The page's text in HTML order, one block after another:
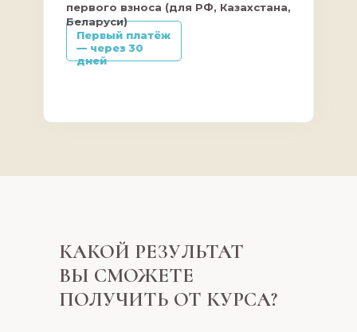
Первый платёж
— через 30
дней
первого взноса (для РФ, Казахстана,
Беларуси)
КАКОЙ РЕЗУЛЬТАТ
ВЫ СМОЖЕТЕ
ПОЛУЧИТЬ ОТ КУРСА?